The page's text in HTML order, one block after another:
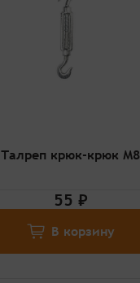
Талреп крюк-крюк М8
55 ₽
В корзину